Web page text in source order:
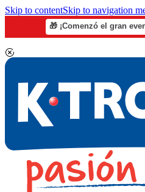
Skip to contentSkip to navigation
🎁 ¡Comenzó el gran